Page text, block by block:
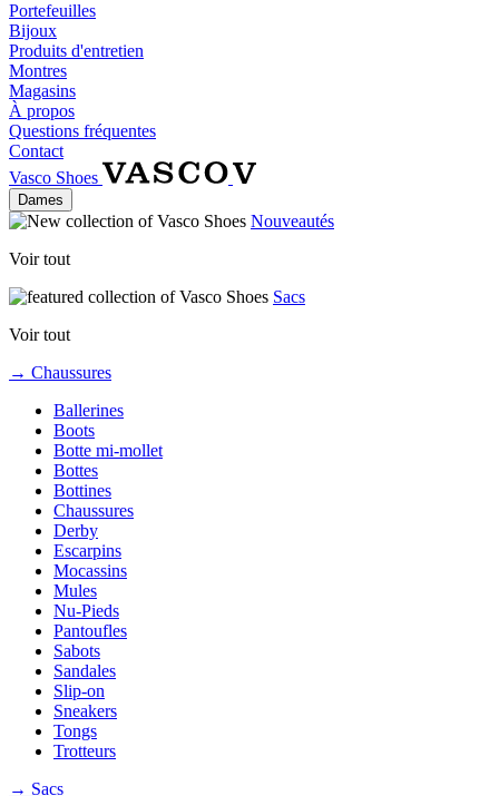
Portefeuilles
Bijoux
Produits d'entretien
Montres
Magasins
À propos
Questions fréquentes
Contact
Vasco Shoes
Dames
Nouveautés
Voir tout
Sacs
Voir tout
→ Chaussures
Ballerines
Boots
Botte mi-mollet
Bottes
Bottines
Chaussures
Derby
Escarpins
Mocassins
Mules
Nu-Pieds
Pantoufles
Sabots
Sandales
Slip-on
Sneakers
Tongs
Trotteurs
→ Sacs